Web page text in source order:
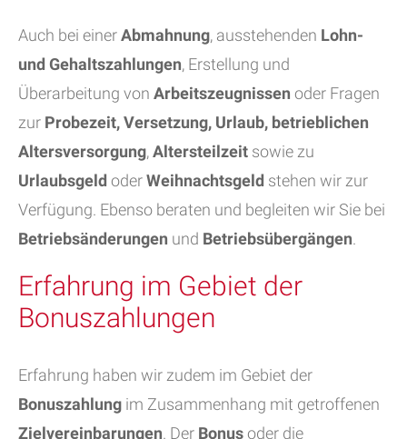
Auch bei einerAbmahnung, ausstehenden Lohn-
und Gehaltszahlungen, Erstellung und
Überarbeitung von Arbeitszeugnissen oder Fragen
zur Probezeit, Versetzung, Urlaub, betrieblichen
Altersversorgung,Altersteilzeit sowie zu
Urlaubsgeld oderWeihnachtsgeld stehen wir zur
Verfügung. Ebenso beraten und begleiten wir Sie bei
Betriebsänderungen und Betriebsübergängen
Erfahrung im Gebiet der
Bonuszahlungen
Erfahrung haben wir zudem im Gebiet der
Bonuszahlung im Zusammenhang mit getroffenen
Zielvereinbarungen . Der Bonusoder die